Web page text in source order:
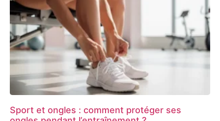
Sport et ongles : comment protéger ses